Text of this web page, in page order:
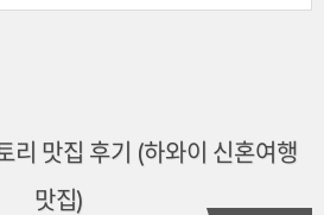
리 맛집 후기 (하와이 신혼여행
맛집)